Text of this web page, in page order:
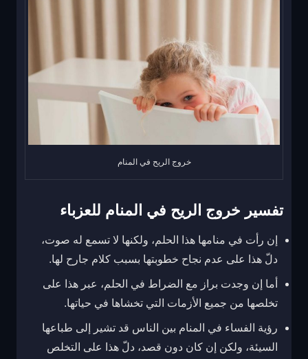
خروج الريح في المنام
تفسير خروج الريح في المنام للعزباء
إن رأت في منامها هذا الحلم، ولكنها لا تسمع له صوت،
دلّ هذا على عدم نجاح خطوبتها بسبب كلام جارح لها.
أما إن وجدت براز مع الضراط في الحلم، عبر هذا على
تخلصها من جميع الأزمات التي تخشاها في حياتها.
رؤية الفساء في المنام بين الناس قد تشير إلى طباعها
السيئة، ولكن إن كان دون قصد، دلّ هذا على التخلص